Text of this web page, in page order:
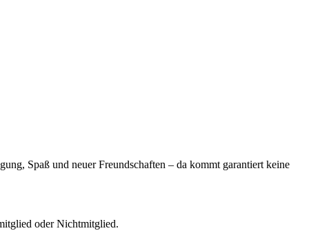
Spaß und neuer Freundschaften – da kommt garantiert keine
oder Nichtmitglied.